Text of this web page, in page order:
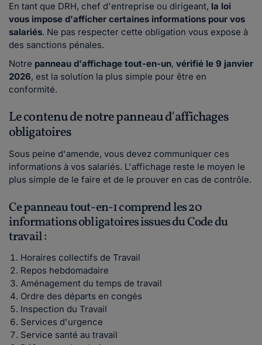
En tant que DRH, chef d'entreprise ou dirigeant, la loi
vous impose d'afficher certaines informations pour vos
salariés. Ne pas respecter cette obligation vous expose à
des sanctions pénales.
Notre panneau d'affichage tout-en-un, vérifié le 9 janvier
2026, est la solution la plus simple pour être en
conformité.
Le contenu de notre panneau d'affichages
obligatoires
Sous peine d'amende, vous devez communiquer ces
informations à vos salariés. L'affichage reste le moyen le
plus simple de le faire et de le prouver en cas de contrôle.
Ce panneau tout-en-1 comprend les 20
informations obligatoires issues du Code du
travail :
Horaires collectifs de Travail
Repos hebdomadaire
Aménagement du temps de travail
Ordre des départs en congés
Inspection du Travail
Services d'urgence
Service santé au travail